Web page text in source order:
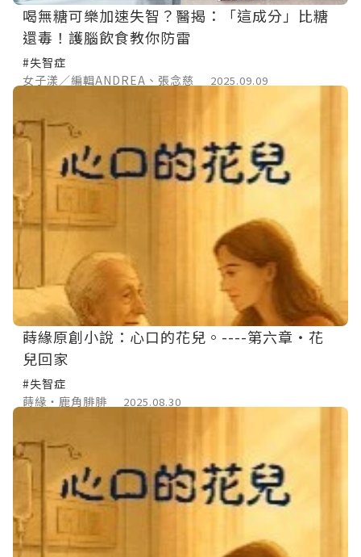
喝無糖可樂加速失智？醫揭：「這成分」比糖
還毒！護腦飲食教你防雷
#失智症
女子漾／編輯ANDREA、張念慈
2025.09.09
蒔緣原創小說：心口的花兒。----第六章‧花
兒回家
#失智症
蒔緣‧鹿角腓腓
2025.08.30